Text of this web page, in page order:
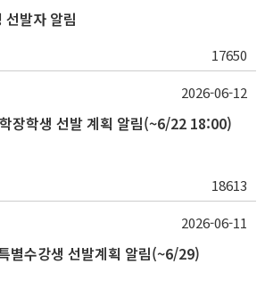
발자 알림
17650
장학생 선발 계획 알림(~6/22 18:00)
18613
2026-06-12
별수강생 선발계획 알림(~6/29)
2026-06-11